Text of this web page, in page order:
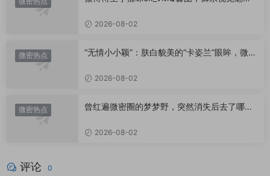
2026-08-02
微密热点
“无情小小颖”：肤白貌美的“卡姿兰”眼眸，微密
2026-08-02
微密热点
曾红遍微密圈的梦梦野，突然消失后去了哪
2026-08-02
评论 0